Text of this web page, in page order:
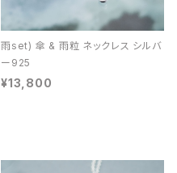
雨set) 傘 & 雨粒 ネックレス シルバ
ー925
¥13,800